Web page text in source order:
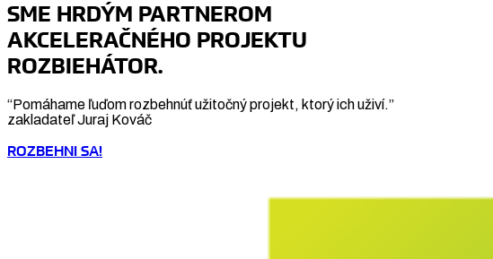
SME HRDÝM PARTNEROM
AKCELERAČNÉHO PROJEKTU
ROZBIEHÁTOR.
“Pomáhame ľuďom rozbehnúť užitočný projekt, ktorý ich uživí.”
zakladateľ Juraj Kováč
ROZBEHNI SA!